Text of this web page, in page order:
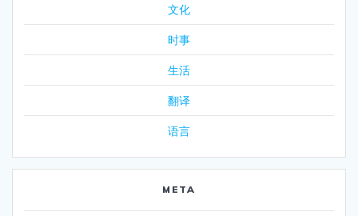
文化
时事
生活
翻译
语言
META